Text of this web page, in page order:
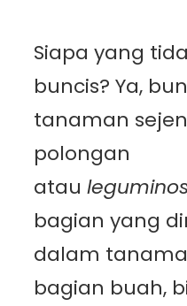
Siapa yang
buncis? Ya,
tanaman
polongan
atau
bagian yang
dalam
bagian buah,